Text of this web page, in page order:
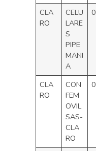
CLA
RO
CELU
LARE
S
PIPE
MANI
A
0
CLA
RO
CON
FEM
OVIL
SAS-
CLA
RO
0